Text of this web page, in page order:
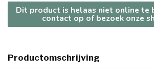
Dit product is helaas niet online te
contact op of bezoek onze
Productomschrijving